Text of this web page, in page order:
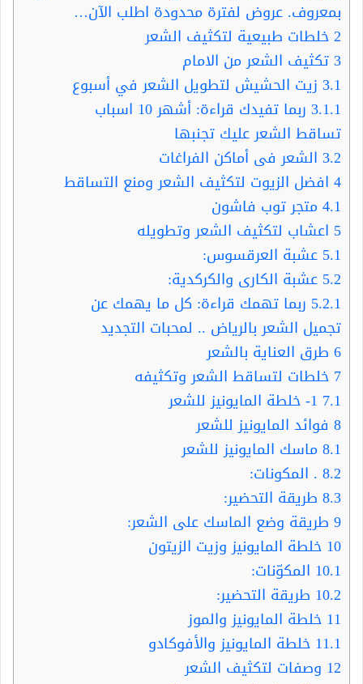
بمعروف. عروض لفترة محدودة اطلب الآن…
2خلطات طبيعية لتكثيف الشعر
3تكثيف الشعر من الامام
3.1 زيت الحشيش لتطويل الشعر في أسبوع
3.1.1
ربما تفيدك قراءة: أشهر 10 اسباب
تساقط الشعر عليك تجنبها
3.2 الشعر فى أماكن الفراغات
4 افضل الزيوت لتكثيف الشعر ومنع التساقط
4.1متجر توب فاشون
5 اعشاب لتكثيف الشعر وتطويله
5.1 عشبة العرقسوس:
5.2 عشبة الكارى والكركدية:
5.2.1 ربما تهمك قراءة: كل ما يهمك عن
تجميل الشعر بالرياض .. لمحبات التجديد
6 طرق العناية بالشعر
7 خلطات لتساقط الشعر وتكثيفه
7.1
8 فوائد المايونيز للشعر
8.1ماسك المايونيز للشعر
8.2 . المكونات:
8.3 طريقة التحضير:
9 طريقة وضع الماسك على الشعر:
10 خلطة المايونيز وزيت الزيتون
10.1 المكوّنات:
10.2 طريقة التحضير:
11 خلطة المايونيز والموز
11.1 خلطة المايونيز والأفوكادو
12 وصفات لتكثيف الشعر